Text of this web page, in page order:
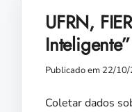
UFRN,
Publicado em 22/
Coletar dados